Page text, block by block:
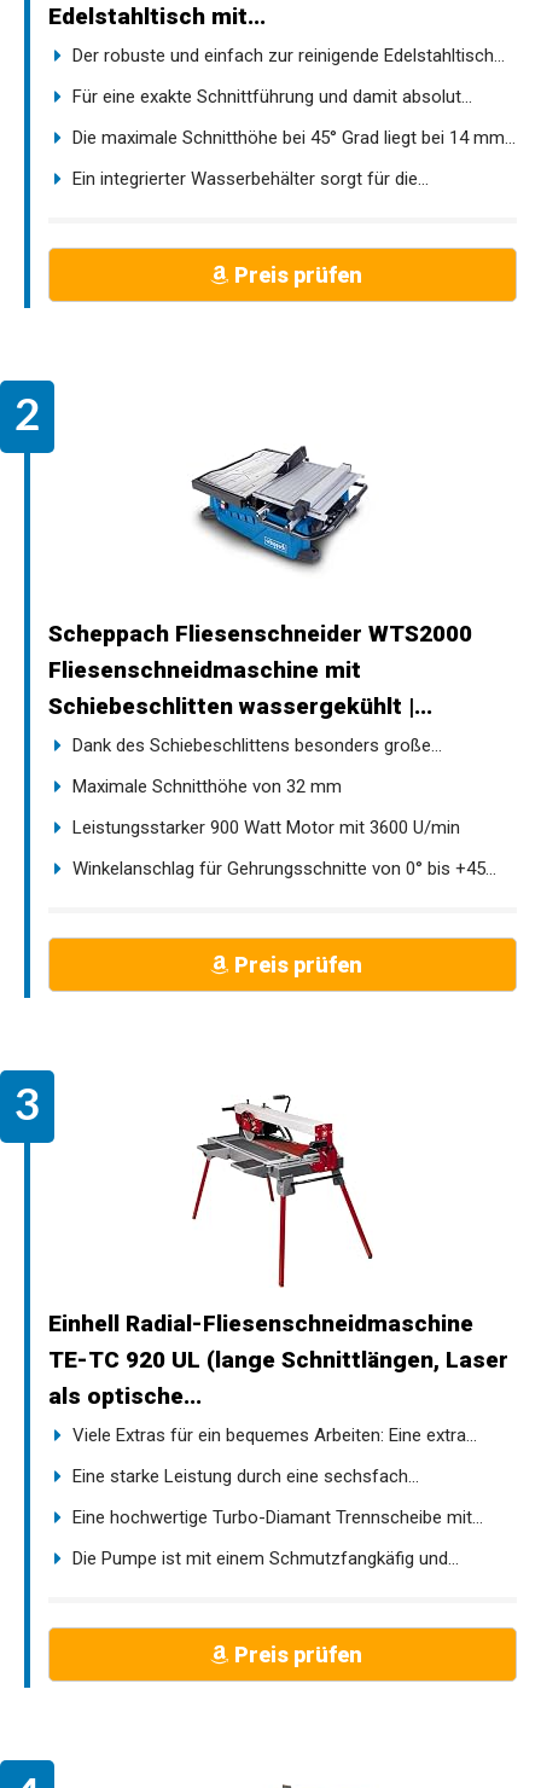
Edelstahltisch mit...
Der robuste und einfach zur reinigende Edelstahltisch...
Für eine exakte Schnittführung und damit absolut...
Die maximale Schnitthöhe bei 45° Grad liegt bei 14 mm...
Ein integrierter Wasserbehälter sorgt für die...
Preis prüfen
Scheppach Fliesenschneider WTS2000
Fliesenschneidmaschine mit
Schiebeschlitten wassergekühlt |...
Dank des Schiebeschlittens besonders große...
Maximale Schnitthöhe von 32 mm
Leistungsstarker 900 Watt Motor mit 3600 U/min
Winkelanschlag für Gehrungsschnitte von 0° bis +45...
Preis prüfen
Einhell Radial-Fliesenschneidmaschine
TE-TC 920 UL (lange Schnittlängen, Laser
als optische...
Viele Extras für ein bequemes Arbeiten: Eine extra...
Eine starke Leistung durch eine sechsfach...
Eine hochwertige Turbo-Diamant Trennscheibe mit...
Die Pumpe ist mit einem Schmutzfangkäfig und...
Preis prüfen